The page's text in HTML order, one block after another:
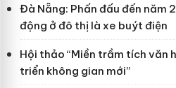
Đà Nẵng: Phấn đấu đến năm
động ở đô thị là xe buýt điện
Hội thảo “Miền trầm tích văn
triển không gian mới”